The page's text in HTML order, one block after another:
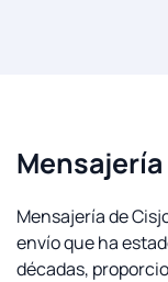
Mensajería de
envío que ha
décadas,